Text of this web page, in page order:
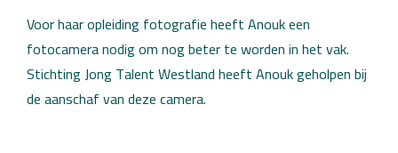
Voor haar opleiding fotografie heeft Anouk een
fotocamera nodig om nog beter te worden in het vak.
Stichting Jong Talent Westland heeft Anouk geholpen bij
de aanschaf van deze camera.